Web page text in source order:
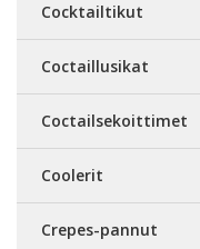
Cocktailtikut
Coctaillusikat
Coctailsekoittimet
Coolerit
Crepes-pannut